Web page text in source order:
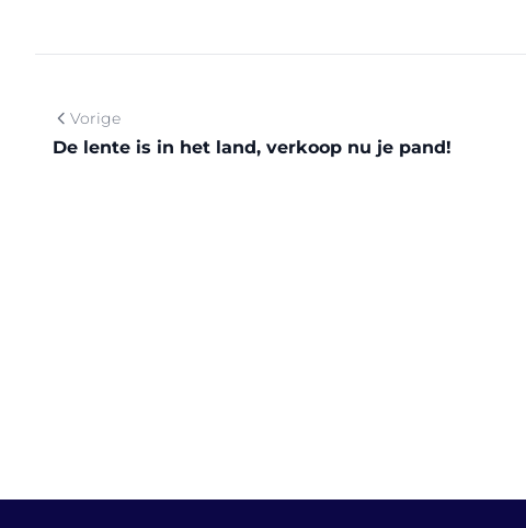
Vorige
De lente is in het land, verkoop nu je pand!